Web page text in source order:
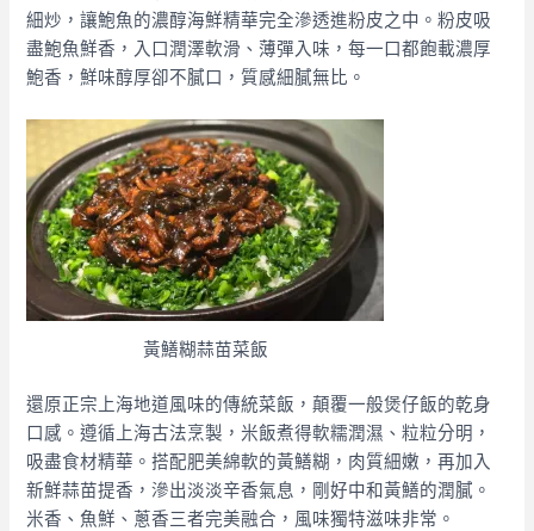
細炒，讓鮑魚的濃醇海鮮精華完全滲透進粉皮之中。粉皮吸
盡鮑魚鮮香，入口潤澤軟滑、薄彈入味，每一口都飽載濃厚
鮑香，鮮味醇厚卻不膩口，質感細膩無比。
黃鱔糊蒜苗菜飯
還原正宗上海地道風味的傳統菜飯，顛覆一般煲仔飯的乾身
口感。遵循上海古法烹製，米飯煮得軟糯潤濕、粒粒分明，
吸盡食材精華。搭配肥美綿軟的黃鱔糊，肉質細嫩，再加入
新鮮蒜苗提香，滲出淡淡辛香氣息，剛好中和黃鱔的潤膩。
米香、魚鮮、蔥香三者完美融合，風味獨特滋味非常。